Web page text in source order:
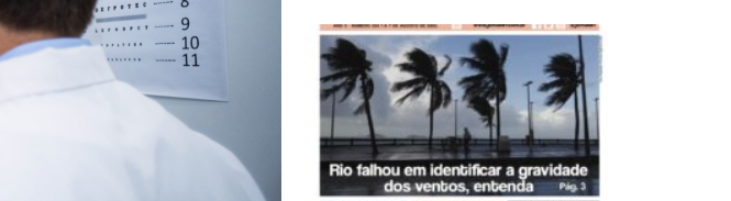
Ano X – Número 366
01 A 07 De Agosto De
2026